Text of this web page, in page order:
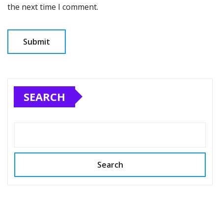
the next time I comment.
SEARCH
Search